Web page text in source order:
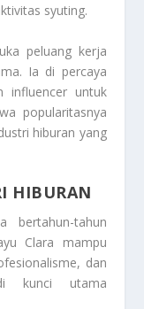
syuting.
peluang kerja
Ia di percaya
influencer untuk
popularitasnya
hiburan yang
HIBURAN
bertahun-tahun
Clara mampu
dan
kunci utama